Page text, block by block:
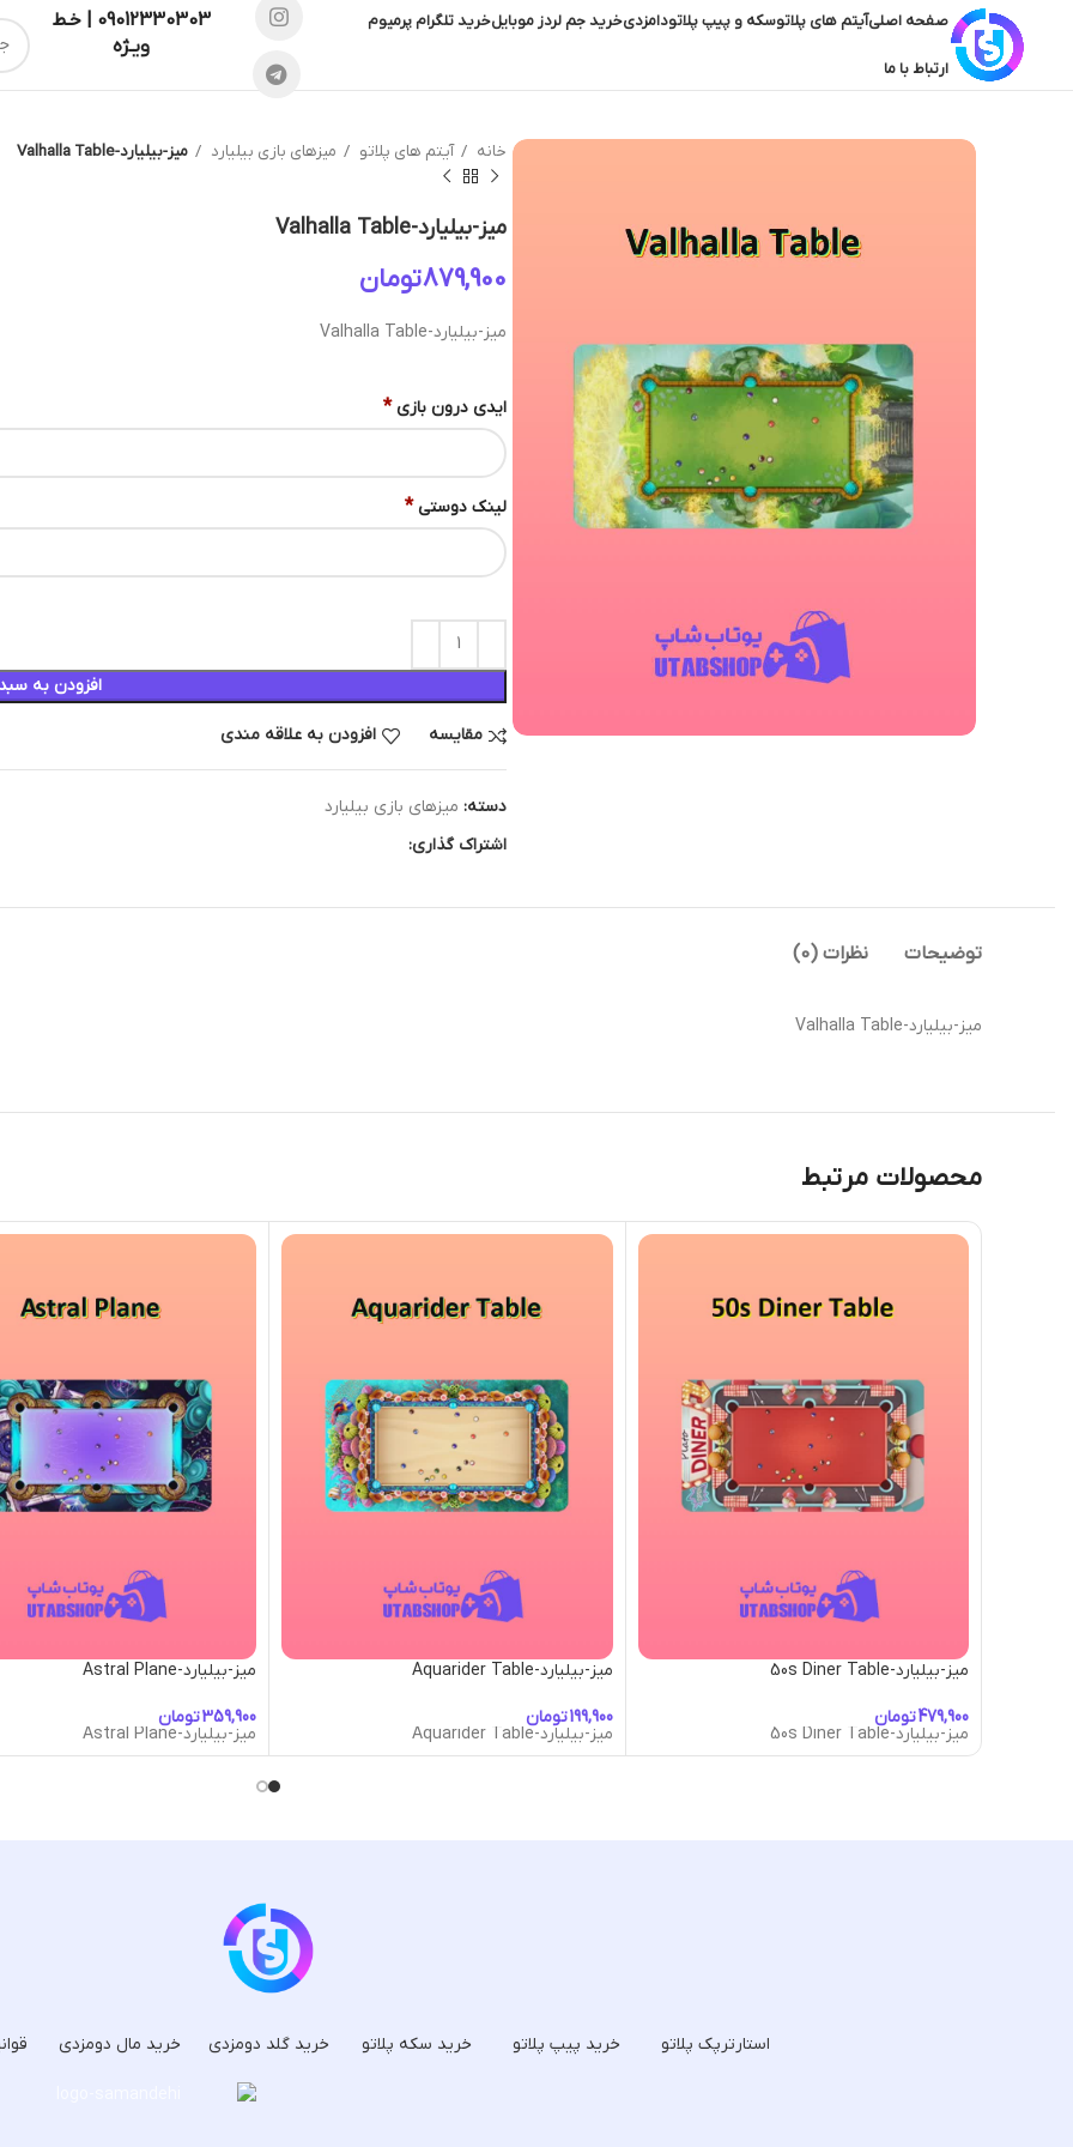
صفحه اصلیآیتم های پلاتوسکه و پیپ پلاتودامزدیخرید جم لردز موبایلخرید تلگرام پرمیوم
ارتباط با ما
09012330303 | خـط
ویـژه
خانه آیتم های پلاتو میزهای بازی بیلیارد میز-بیلیارد-Valhalla Table
میز-بیلیارد-Valhalla Table
تومان
میز-بیلیارد-Valhalla Table
ایدی درون بازی *
لینک دوستی *
افزودن به
مقایسه افزودن به علاقه مندی
دسته: میزهای بازی بیلیارد
اشتراک گذاری:
توضیحات نظرات (0)
میز-بیلیارد-Valhalla Table
محصولات مرتبط
میز-بیلیارد-50s Diner Table
تومان
میز-بیلیارد-50s Diner Table
میز-بیلیارد-Aquarider Table
تومان
میز-بیلیارد-Aquarider Table
میز-بیلیارد-Astral Plane
تومان
میز-بیلیارد-Astral Plane
استارترپک پلاتو خرید پیپ پلاتو خرید سکه پلاتو خرید گلد دومزدی خرید مال دومزدی